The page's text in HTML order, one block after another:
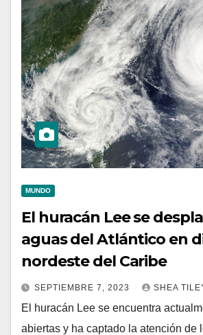
MUNDO
El huracán Lee se
aguas del Atlántico en
nordeste del Caribe
SEPTIEMBRE 7, 2023 SHEA
El huracán Lee se encuentra
abiertas y ha captado la atención de